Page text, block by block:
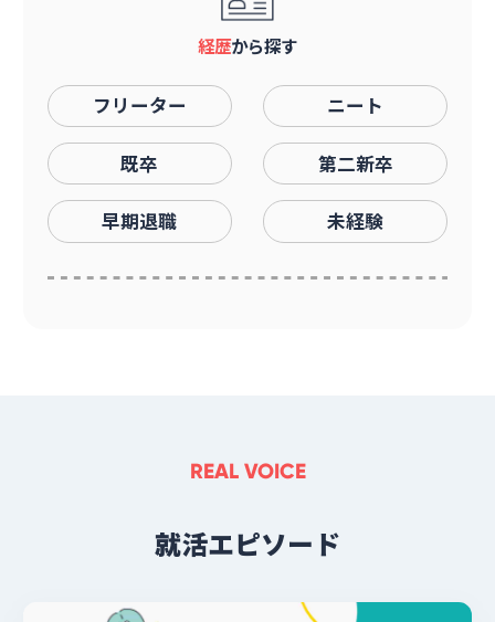
経歴から探す
フリーター ニート
既卒 第二新卒
早期退職 未経験
REAL VOICE
就活エピソード